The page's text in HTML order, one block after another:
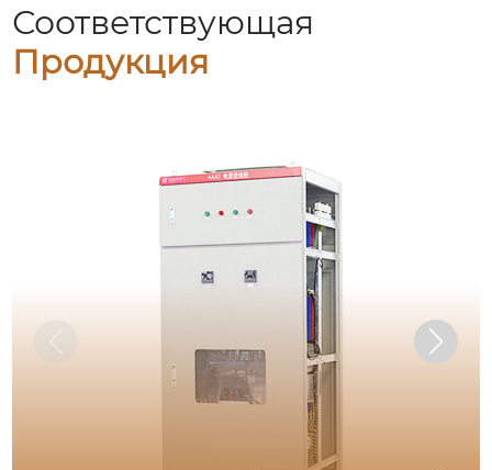
Соответствующая
Продукция